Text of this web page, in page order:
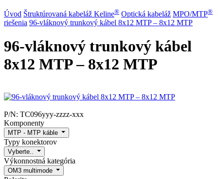
Úvod Štruktúrovaná kabeláž Keline® Optická kabeláž MPO/MTP®
riešenia 96-vláknový trunkový kábel 8x12 MTP – 8x12 MTP
96-vláknový trunkový kábel
8x12 MTP – 8x12 MTP
P/N: TC096yyy-zzzz-xxx
Komponenty
MTP - MTP káble
Typy konektorov
Vyberte..
Výkonnostná kategória
OM3 multimode